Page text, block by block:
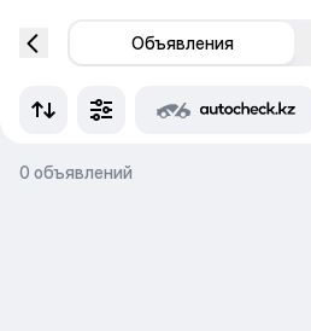
Объявления
0 объявлений